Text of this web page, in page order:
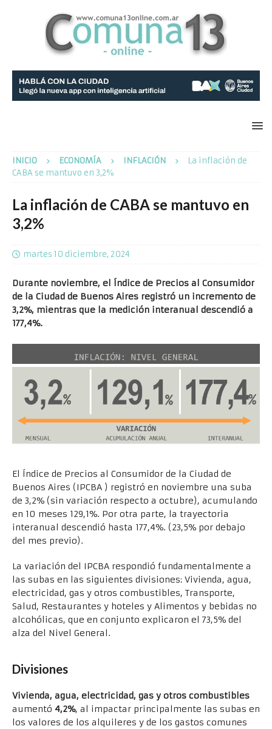
INICIO ECONOMÍA INFLACIÓN
La inflación de
CABA se mantuvo en 3,2%
La inflación de CABA se mantuvo en
3,2%
martes 10 diciembre, 2024
Durante noviembre, el Índice de Precios al Consumidor
de la Ciudad de Buenos Aires registró un incremento de
3,2%, mientras que la medición interanual descendió a
177,4%.
El Índice de Precios al Consumidor de la Ciudad de
Buenos Aires (IPCBA ) registró en noviembre una suba
de 3,2% (sin variación respecto a octubre), acumulando
en 10 meses 129,1%. Por otra parte, la trayectoria
interanual descendió hasta 177,4%. (23,5% por debajo
del mes previo).
La variación del IPCBA respondió fundamentalmente a
las subas en las siguientes divisiones: Vivienda, agua,
electricidad, gas y otros combustibles, Transporte,
Salud, Restaurantes y hoteles y Alimentos y bebidas no
alcohólicas, que en conjunto explicaron el 73,5% del
alza del Nivel General.
Divisiones
Vivienda, agua, electricidad, gas y otros combustibles
aumentó 4,2%, al impactar principalmente las subas en
los valores de los alquileres y de los gastos comunes